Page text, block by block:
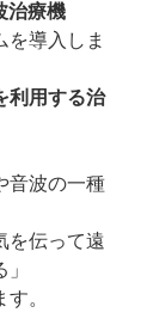
治療機
を導入しま
利用する治
音波の一種
を伝って遠
。